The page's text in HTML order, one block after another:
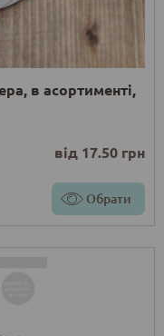
в асортименті,
від 17.50 грн
Обрати